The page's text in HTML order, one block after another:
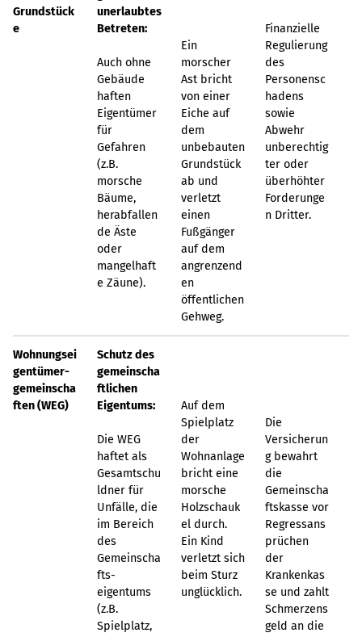
Grundstück
e
unerlaubtes
Betreten:
Auch ohne
Gebäude
haften
Eigentümer
für
Gefahren
(z.B.
morsche
Bäume,
herabfallen
de Äste
oder
mangelhaft
e Zäune).
Ein
morscher
Ast bricht
von einer
Eiche auf
dem
unbebauten
Grundstück
ab und
verletzt
einen
Fußgänger
auf dem
angrenzend
en
öffentlichen
Gehweg.
Finanzielle
Regulierung
des
Personensc
hadens
sowie
Abwehr
unberechtig
ter oder
überhöhter
Forderunge
n Dritter.
Wohnungsei
gentümer-
gemeinscha
ften (WEG)
Schutz des
gemeinscha
ftlichen
Eigentums:
Die WEG
haftet als
Gesamtschu
ldner für
Unfälle, die
im Bereich
des
Gemeinscha
fts-
eigentums
(z.B.
Spielplatz,
Auf dem
Spielplatz
der
Wohnanlage
bricht eine
morsche
Holzschauk
el durch.
Ein Kind
verletzt sich
beim Sturz
unglücklich.
Die
Versicherun
g bewahrt
die
Gemeinscha
ftskasse vor
Regressans
prüchen
der
Krankenkas
se und zahlt
Schmerzens
geld an die